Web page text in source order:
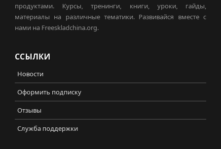
продуктами. Курсы, тренинги, книги, уроки, гайды,
материалы на различные тематики. Развивайся вместе с
нами на Freeskladchina.org.
ССЫЛКИ
Новости
Оформить подписку
Отзывы
Служба поддержки